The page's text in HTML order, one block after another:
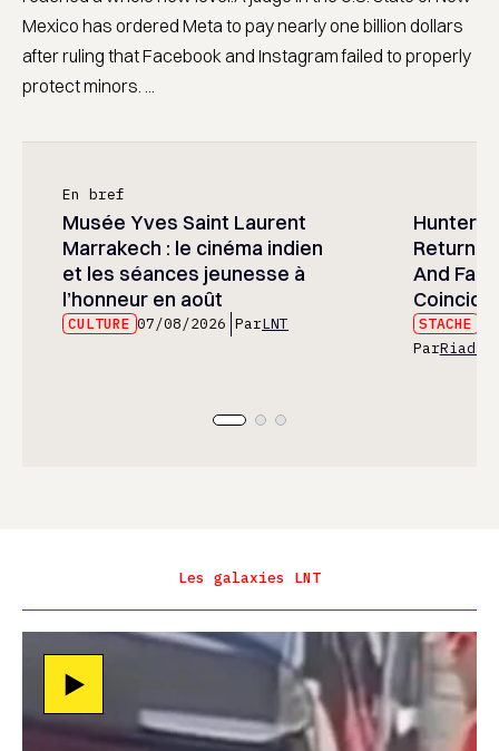
Mexico has ordered Meta to pay nearly one billion dollars
after ruling that Facebook and Instagram failed to properly
protect minors. ...
En bref
Musée Yves Saint Laurent
Marrakech : le cinéma indien
et les séances jeunesse à
l’honneur en août
CULTURE 07/08/2026 ParLNT
Hunter
And
STACHE
ParRiad
Les galaxies LNT